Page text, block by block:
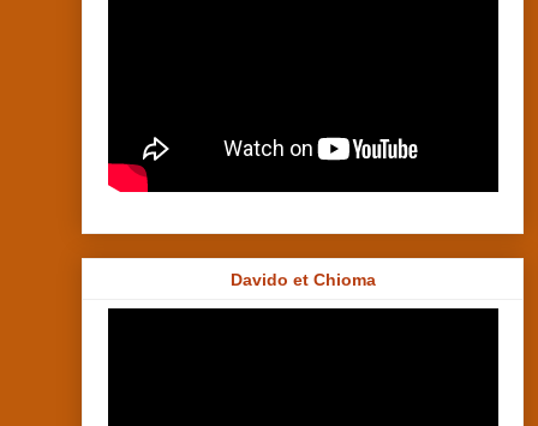
Davido et Chioma